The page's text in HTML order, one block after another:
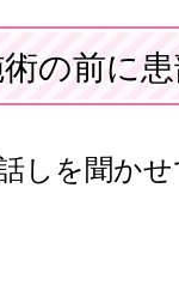
の前に
しを聞か